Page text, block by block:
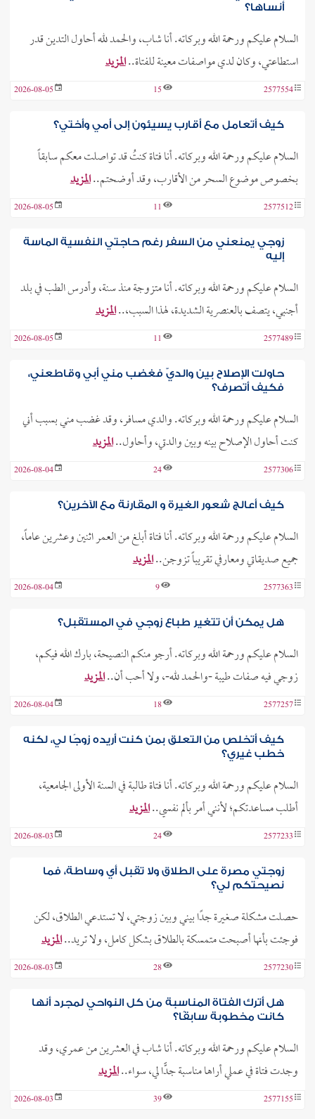
أنساها؟
السلام عليكم ورحمة الله وبركاته. أنا شاب، والحمد لله أحاول التدين قدر
استطاعتي، وكان لدي مواصفات معينة للفتاة..المزيد
2577554
15
2026-08-05
كيف أتعامل مع أقارب يسيئون إلى أمي وأختي؟
السلام عليكم ورحمة الله وبركاته. أنا فتاة كنتُ قد تواصلت معكم سابقاً
بخصوص موضوع السحر من الأقارب، وقد أوضحتم..المزيد
2577512
11
2026-08-05
زوجي يمنعني من السفر رغم حاجتي النفسية الماسة
إليه
السلام عليكم ورحمة الله وبركاته. أنا متزوجة منذ سنة، وأدرس الطب في بلد
أجنبي، يتصف بالعنصرية الشديدة، لهذا السبب،..المزيد
2577489
11
2026-08-05
حاولت الإصلاح بين والديّ فغضب مني أبي وقاطعني،
فكيف أتصرف؟
السلام عليكم ورحمة الله وبركاته. والدي مسافر، وقد غضب مني بسبب أني
كنت أحاول الإصلاح بينه وبين والدتي، وأحاول..المزيد
2577306
24
2026-08-04
كيف أعالج شعور الغيرة و المقارنة مع الآخرين؟
السلام عليكم ورحمة الله وبركاته. أنا فتاة أبلغ من العمر اثنين وعشرين عاماً،
جميع صديقاتي ومعارفي تقريباً تزوجن..المزيد
2577363
9
2026-08-04
هل يمكن أن تتغير طباع زوجي في المستقبل؟
السلام عليكم ورحمة الله وبركاته. أرجو منكم النصيحة، بارك الله فيكم،
زوجي فيه صفات طيبة -والحمد لله-، ولا أحب أن..المزيد
2577257
18
2026-08-04
كيف أتخلص من التعلق بمن كنت أريده زوجًا لي، لكنه
خطب غيري؟
السلام عليكم ورحمة الله وبركاته. أنا فتاة طالبة في السنة الأولى الجامعية،
أطلب مساعدتكم؛ لأنني أمر بألم نفسي..المزيد
2577233
24
2026-08-03
زوجتي مصرة على الطلاق ولا تقبل أي وساطة، فما
نصيحتكم لي؟
حصلت مشكلة صغيرة جدًا بيني وبين زوجتي، لا تستدعي الطلاق، لكن
فوجئت بأنها أصبحت متمسكة بالطلاق بشكل كامل، ولا تريد..المزيد
2577230
28
2026-08-03
هل أترك الفتاة المناسبة من كل النواحي لمجرد أنها
كانت مخطوبة سابقًا؟
السلام عليكم ورحمة الله وبركاته. أنا شاب في العشرين من عمري، وقد
وجدت فتاة في عملي أراها مناسبة جدًّا لي، سواء..المزيد
2577155
39
2026-08-03